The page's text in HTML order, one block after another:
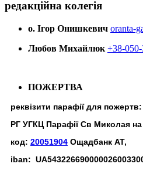
редакційна колегія
о. Ігор Онишкевич oranta-
Любов Михайлюк +38-
ПОЖЕРТВА
реквізити парафії для пожертв:
РГ УГКЦ Парафії Св Миколая
код: 20051904 Ощадбанк АТ,
iban: